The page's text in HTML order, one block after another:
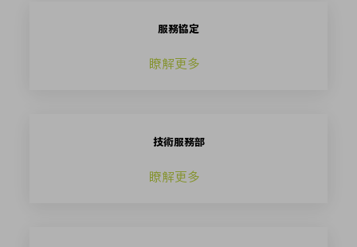
服務協定
瞭解更多
技術服務部
瞭解更多